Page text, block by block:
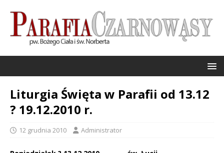
Liturgia Święta w Parafii od 13.12
? 19.12.2010 r.
12 grudnia 2010 Administrator